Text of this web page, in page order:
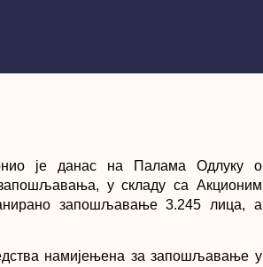
је данас на Палама Одлуку о
у складу са Акционим
запошљавање 3.245 лица, а
намијењена за запошљавање у